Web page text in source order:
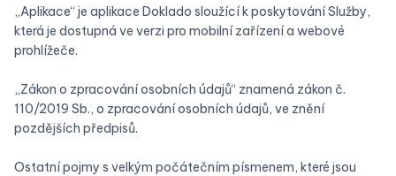
„Aplikace“ je aplikace Doklado sloužící k poskytování Služby,
která je dostupná ve verzi pro mobilní zařízení a webové
prohlížeče.
„Zákon o zpracování osobních údajů“ znamená zákon č.
110/2019 Sb., o zpracování osobních údajů, ve znění
pozdějších předpisů.
Ostatní pojmy s velkým počátečním písmenem, které jsou